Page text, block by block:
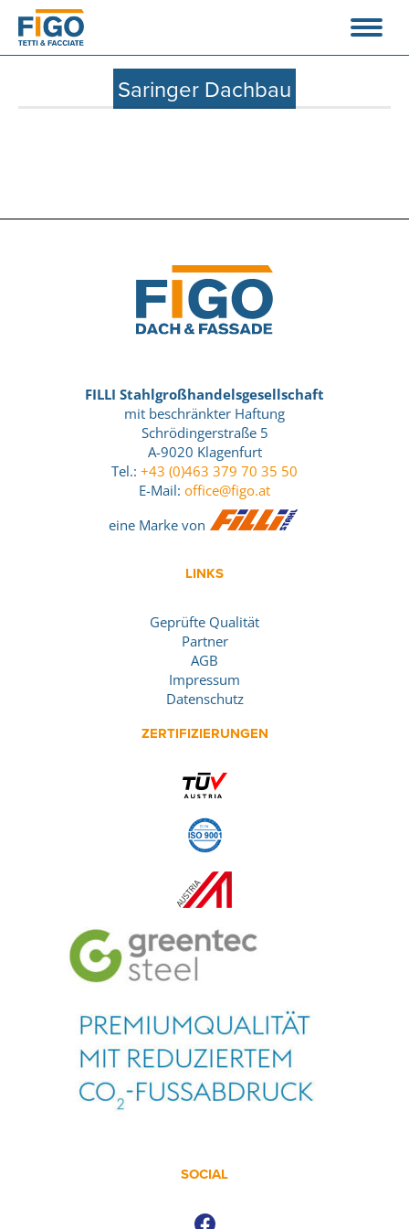
Saringer Dachbau
FILLI Stahlgroßhandelsgesellschaft
mit beschränkter Haftung
Schrödingerstraße 5
A-9020 Klagenfurt
Tel.: +43 (0)463 379 70 35 50
E-Mail: office@figo.at
eine Marke von
LINKS
Geprüfte Qualität
Partner
AGB
Impressum
Datenschutz
ZERTIFIZIERUNGEN
SOCIAL